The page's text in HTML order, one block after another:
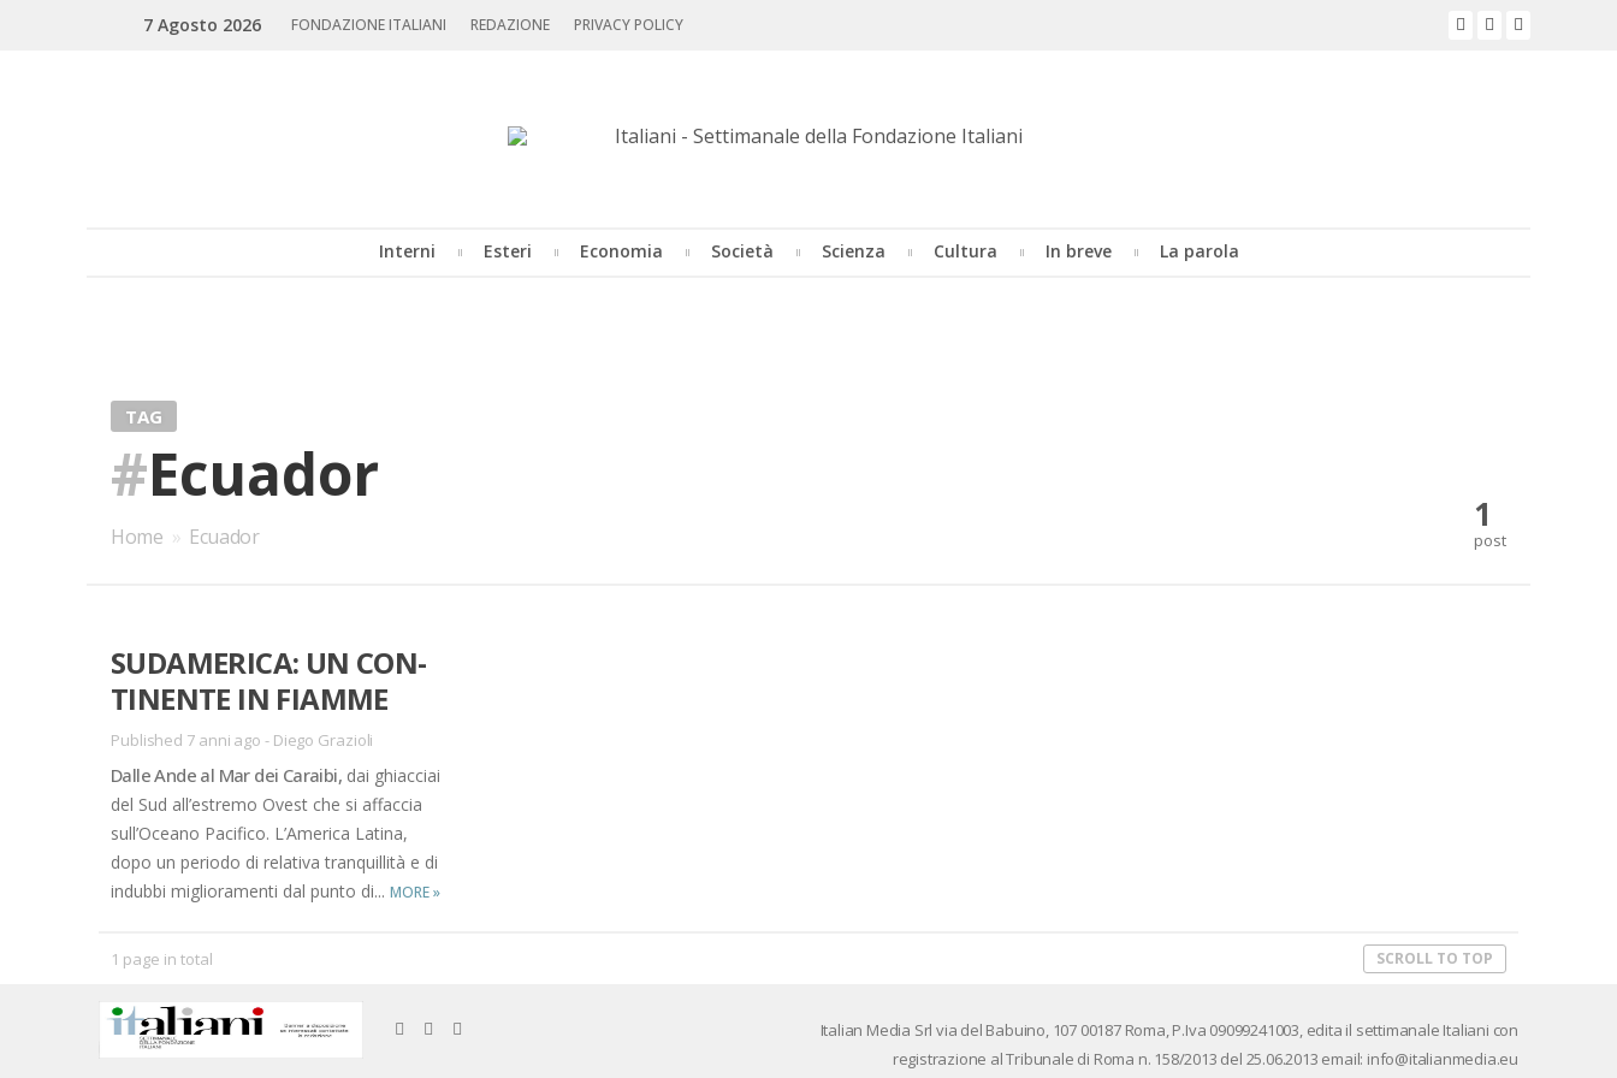
Search
7 Agosto 2026 FONDAZIONE ITALIANI REDAZIONE PRIVACY POLICY
Interni Esteri Economia Società Scienza Cultura In breve La parola
TAG
#Ecuador
Home » Ecuador
1
post
SU­DA­ME­RI­CA: UN CON­
TI­NEN­TE IN FIAM­ME
Published 7 anni ago - Diego Grazioli
Dal­le Ande al Mar dei Ca­rai­bi, dai ghiac­ciai
del Sud al­l’e­stre­mo Ove­st che si af­fac­cia
sul­l’O­cea­no Pa­ci­fi­co. L’A­me­ri­ca La­ti­na,
dopo un pe­rio­do di re­la­ti­va tran­quil­li­tà e di
in­dub­bi mi­glio­ra­men­ti dal pun­to di... MORE»
1 page in total SCROLL TO TOP
Ita­lian Me­dia Srl via del Ba­bui­no, 107 00187 Roma, P.Iva 09099241003, edi­ta il set­ti­ma­na­le Ita­lia­ni con
re­gi­stra­zio­ne al Tri­bu­na­le di Roma n. 158/​2013 del 25.06.2013 email: info@ita­lian­me­dia.eu